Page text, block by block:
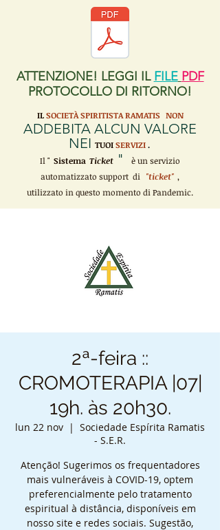
ATTENZIONE! LEGGI IL FILE PDF
PROTOCOLLO DI RITORNO!
IL SOCIETÀ SPIRITISTA RAMATIS NON
ADDEBITA ALCUN VALORE
NEI TUOI SERVIZI.
Il " Sistema Ticket "
è un servizio
automatizzato support di
"ticket" ,
utilizzato in questo momento di Pandemic.
2ª-feira ::
CROMOTERAPIA |07|
19h. às 20h30.
lun 22 nov
  |
Sociedade Espírita Ramatis
- S.E.R.
Atenção! Sugerimos os frequentadores
mais vulneráveis à COVID-19, optem
preferencialmente pelo tratamento
espiritual à distância, disponíveis em
nosso site e redes sociais. Sugestão,